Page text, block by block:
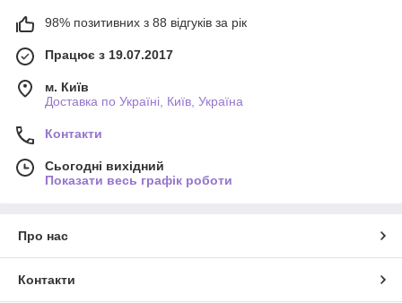
98% позитивних з 88 відгуків за рік
Працює з 19.07.2017
м. Київ
Доставка по Україні, Київ, Україна
Контакти
Сьогодні вихідний
Показати весь графік роботи
Про нас
Контакти